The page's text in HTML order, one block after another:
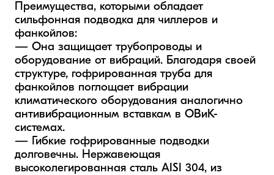
Преимущества, которыми обладает
сильфонная подводка для чиллеров и
фанкойлов:
— Она защищает трубопроводы и
оборудование от вибраций. Благодаря своей
структуре, гофрированная труба для
фанкойлов поглощает вибрации
климатического оборудования аналогично
антивибрационным вставкам в ОВиК-
системах.
— Гибкие гофрированные подводки
долговечны. Нержавеющая
высоколегированная сталь AISI 304, из